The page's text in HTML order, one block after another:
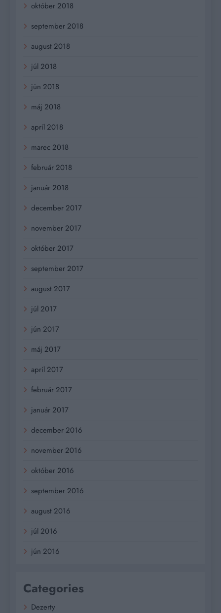
október 2018
september 2018
august 2018
júl 2018
jún 2018
máj 2018
apríl 2018
marec 2018
február 2018
január 2018
december 2017
november 2017
október 2017
september 2017
august 2017
júl 2017
jún 2017
máj 2017
apríl 2017
február 2017
január 2017
december 2016
november 2016
október 2016
september 2016
august 2016
júl 2016
jún 2016
Categories
Dezerty